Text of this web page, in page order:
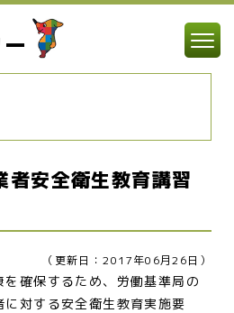
者安全衛生教育講習
（更新日：2017年06月26日）
確保するため、労働基準局の
対する安全衛生教育実施要